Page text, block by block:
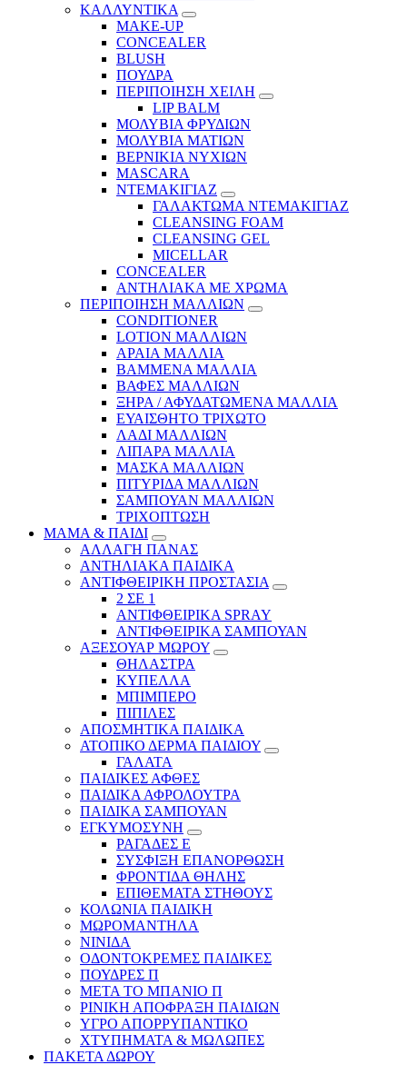
ΚΑΛΛΥΝΤΙΚΑ
MAKE-UP
CONCEALER
BLUSH
ΠΟΥΔΡΑ
ΠΕΡΙΠΟΙΗΣΗ ΧΕΙΛΗ
LIP BALM
ΜΟΛΥΒΙΑ ΦΡΥΔΙΩΝ
ΜΟΛΥΒΙΑ ΜΑΤΙΩΝ
ΒΕΡΝΙΚΙΑ ΝΥΧΙΩΝ
MASCARA
ΝΤΕΜΑΚΙΓΙΑΖ
ΓΑΛΑΚΤΩΜΑ ΝΤΕΜΑΚΙΓΙΑΖ
CLEANSING FOAM
CLEANSING GEL
MICELLAR
CONCEALER
ΑΝΤΗΛΙΑΚΑ ΜΕ ΧΡΩΜΑ
ΠΕΡΙΠΟΙΗΣΗ ΜΑΛΛΙΩΝ
CONDITIONER
LOTION ΜΑΛΛΙΩΝ
ΑΡΑΙΑ ΜΑΛΛΙΑ
ΒΑΜΜΕΝΑ ΜΑΛΛΙΑ
ΒΑΦΕΣ ΜΑΛΛΙΩΝ
ΞΗΡΑ / ΑΦΥΔΑΤΩΜΕΝΑ ΜΑΛΛΙΑ
ΕΥΑΙΣΘΗΤΟ ΤΡΙΧΩΤΟ
ΛΑΔΙ ΜΑΛΛΙΩΝ
ΛΙΠΑΡΑ ΜΑΛΛΙΑ
ΜΑΣΚΑ ΜΑΛΛΙΩΝ
ΠΙΤΥΡΙΔΑ ΜΑΛΛΙΩΝ
ΣΑΜΠΟΥΑΝ ΜΑΛΛΙΩΝ
ΤΡΙΧΟΠΤΩΣΗ
ΜΑΜΑ & ΠΑΙΔΙ
ΑΛΛΑΓΗ ΠΑΝΑΣ
ΑΝΤΗΛΙΑΚΑ ΠΑΙΔΙΚΑ
ΑΝΤΙΦΘΕΙΡΙΚΗ ΠΡΟΣΤΑΣΙΑ
2 ΣΕ 1
ΑΝΤΙΦΘΕΙΡΙΚΑ SPRAY
ΑΝΤΙΦΘΕΙΡΙΚΑ ΣΑΜΠΟΥΑΝ
ΑΞΕΣΟΥΑΡ ΜΩΡΟΥ
ΘΗΛΑΣΤΡΑ
ΚΥΠΕΛΛΑ
ΜΠΙΜΠΕΡΟ
ΠΙΠΙΛΕΣ
ΑΠΟΣΜΗΤΙΚΑ ΠΑΙΔΙΚΑ
ΑΤΟΠΙΚΟ ΔΕΡΜΑ ΠΑΙΔΙΟΥ
ΓΑΛΑΤΑ
ΠΑΙΔΙΚΕΣ ΑΦΘΕΣ
ΠΑΙΔΙΚΑ ΑΦΡΟΛΟΥΤΡΑ
ΠΑΙΔΙΚΑ ΣΑΜΠΟΥΑΝ
ΕΓΚΥΜΟΣΥΝΗ
ΡΑΓΑΔΕΣ Ε
ΣΥΣΦΙΞΗ ΕΠΑΝΟΡΘΩΣΗ
ΦΡΟΝΤΙΔΑ ΘΗΛΗΣ
ΕΠΙΘΕΜΑΤΑ ΣΤΗΘΟΥΣ
ΚΟΛΩΝΙΑ ΠΑΙΔΙΚΗ
ΜΩΡΟΜΑΝΤΗΛΑ
ΝΙΝΙΔΑ
ΟΔΟΝΤΟΚΡΕΜΕΣ ΠΑΙΔΙΚΕΣ
ΠΟΥΔΡΕΣ Π
ΜΕΤΑ ΤΟ ΜΠΑΝΙΟ Π
ΡΙΝΙΚΗ ΑΠΟΦΡΑΞΗ ΠΑΙΔΙΩΝ
ΥΓΡΟ ΑΠΟΡΡΥΠΑΝΤΙΚΟ
ΧΤΥΠΗΜΑΤΑ & ΜΩΛΩΠΕΣ
ΠΑΚΕΤΑ ΔΩΡΟΥ